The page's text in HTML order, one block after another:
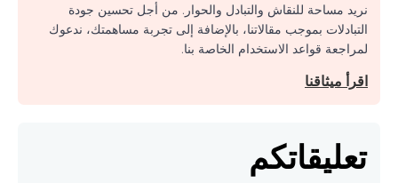
نريد مساحة للنقاش والتبادل والحوار. من أجل تحسين جودة
التبادلات بموجب مقالاتنا، بالإضافة إلى تجربة مساهمتك، ندعوك
لمراجعة قواعد الاستخدام الخاصة بنا.
اقرأ ميثاقنا
تعليقاتكم